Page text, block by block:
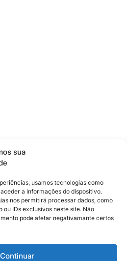
sua
usamos tecnologias como
a informações do dispositivo.
nos permitirá processar dados, como
IDs exclusivos neste site. Não
pode afetar negativamante certos
Continuar
Espírito Santo.
EditorialCidades